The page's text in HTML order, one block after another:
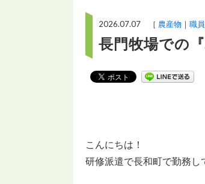
2026.07.07 ［ 農産物 職
長門牧場での
こんにちは！
研修派遣で長和町で勤務し